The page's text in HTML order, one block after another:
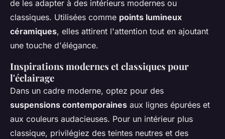
de les adapter à des intérieurs modernes ou
classiques. Utilisées comme points lumineux
céramiques, elles attirent l'attention tout en ajoutant
une touche d'élégance.
Inspirations modernes et classiques pour
l'éclairage
Dans un cadre moderne, optez pour des
suspensions contemporaines aux lignes épurées et
aux couleurs audacieuses. Pour un intérieur plus
classique, privilégiez des teintes neutres et des